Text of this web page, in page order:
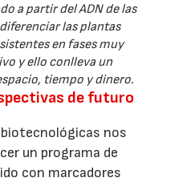
a partir del ADN de las
las plantas
en fases muy
y ello conlleva un
tiempo y dinero.
de futuro
nos
un programa de
con marcadores